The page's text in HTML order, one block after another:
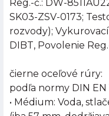
Reg.-č.: DW-
SK03-ZSV-0173;
rozvody);
DIBT, Povolenie
čierne oceľové rúry:
podľa normy DIN EN
• Médium: Voda,